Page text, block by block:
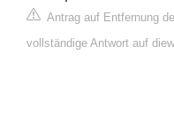
Antrag auf Entfernung
vollständige Antwort auf